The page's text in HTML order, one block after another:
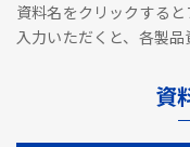
資料名をクリックする
入力いただくと、各製品
資